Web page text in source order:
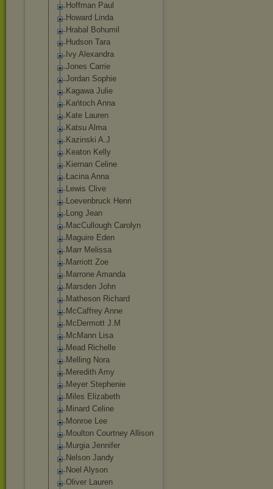
Hoffman Paul
Howard Linda
Hrabal Bohumil
Hudson Tara
Ivy Alexandra
Jones Carrie
Jordan Sophie
Kagawa Julie
Kańtoch Anna
Kate Lauren
Katsu Alma
Kazinski A.J
Keaton Kelly
Kiernan Celine
Łacina Anna
Lewis Clive
Loevenbruck Henri
Long Jean
MacCullough Carolyn
Maguire Eden
Marr Melissa
Marriott Zoe
Marrone Amanda
Marsden John
Matheson Richard
McCaffrey Anne
McDermott J.M
McMann Lisa
Mead Richelle
Melling Nora
Meredith Amy
Meyer Stephenie
Miles Elizabeth
Minard Celine
Monroe Lee
Moulton Courtney Allison
Murgia Jennifer
Nelson Jandy
Noel Alyson
Oliver Lauren